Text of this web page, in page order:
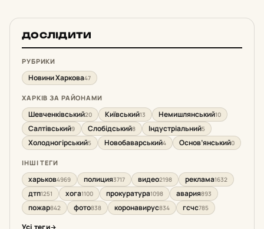
ДОСЛІДИТИ
РУБРИКИ
Новини Харкова47
ХАРКІВ ЗА РАЙОНАМИ
Шевченківський20 Київський13 Немишлянський10
Салтівський9 Слобідський8 Індустріальний5
Холодногірський5 Новобаварський4 Основ’янський0
ІНШІ ТЕГИ
харьков4969 полиция3717 видео2198 реклама1632
дтп1251 хога1100 прокуратура1098 авария893
пожар842 фото838 коронавирус834 гсчс785
Усі теги